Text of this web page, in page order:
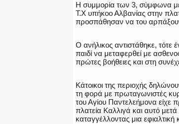
Η συμμορία των 3, σύμφωνα
Τ.Χ υπήκοο Αλβανίας στην
προσπάθησαν να του
Ο ανήλικος αντιστάθηκε,
παιδί να μεταφερθεί με
πρώτες βοήθειες και στη
Κάτοικοι της περιοχής
τη φορά με πρωταγωνιστές
του Αγίου Παντελεήμονα είχε
πλατεία Καλλιγά και αυτό
καταγγέλλοντας μια εφιαλτική